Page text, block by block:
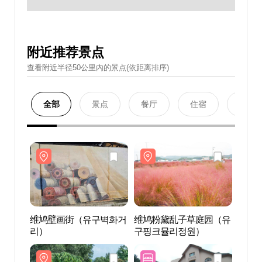
附近推荐景点
查看附近半径50公里內的景点(依距离排序)
全部 景点 餐厅 住宿
维鸠壁画街（유구벽화거
리）
维鸠粉黛乱子草庭园（유
구핑크뮬리정원）